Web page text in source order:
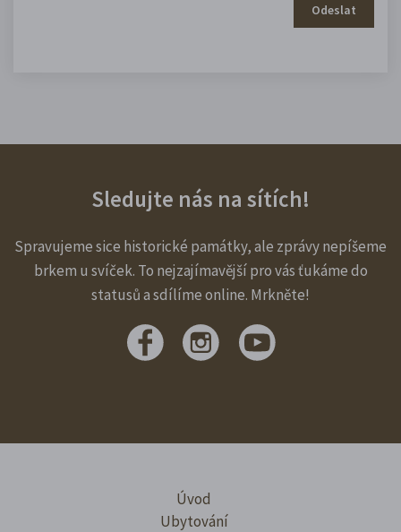
Odeslat
Sledujte nás na sítích!
Spravujeme sice historické památky, ale zprávy nepíšeme
brkem u svíček. To nejzajímavější pro vás ťukáme do
statusů a sdílíme online. Mrkněte!
Úvod
Ubytování